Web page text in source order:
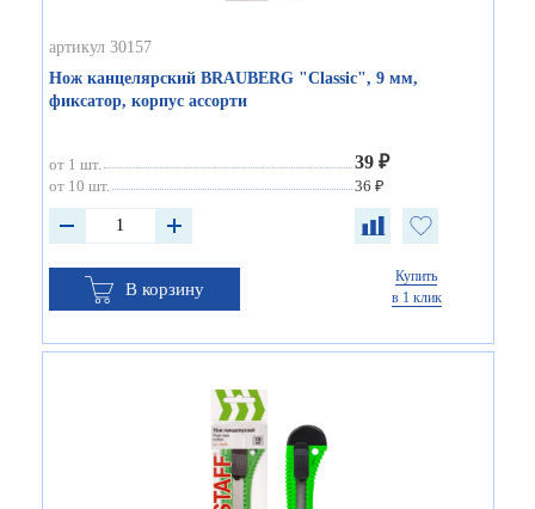
артикул 30157
Нож канцелярский BRAUBERG "Classic", 9 мм,
фиксатор, корпус ассорти
от 1 шт. 39 ₽
от 10 шт. 36 ₽
В корзину
Купить
в 1 клик